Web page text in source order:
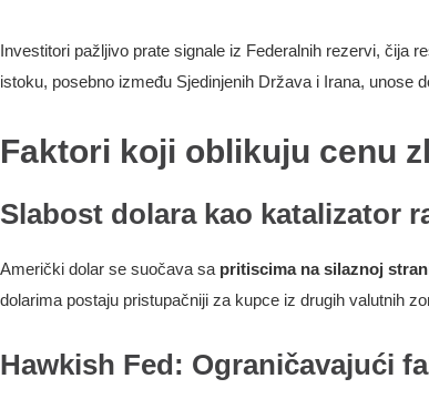
Investitori pažljivo prate signale iz Federalnih rezervi, čija
istoku, posebno između Sjedinjenih Država i Irana, unose
Faktori koji oblikuju cenu
Slabost dolara kao katalizator
Američki dolar se suočava sa pritiscima na silaznoj
dolarima postaju pristupačniji za kupce iz drugih valutnih
Hawkish Fed: Ograničavajući